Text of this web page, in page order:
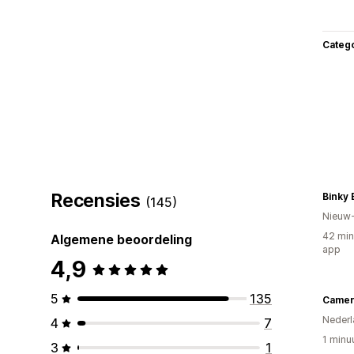
Recensies (145)
Algemene beoordeling
4,9
5
135
4
7
3
1
Binky
42
app
1